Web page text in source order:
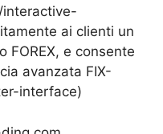
ai clienti un
FOREX, e consente
avanzata FIX-
interface)